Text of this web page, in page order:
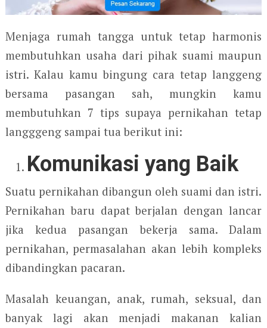
Menjaga rumah tangga untuk tetap harmonis
membutuhkan usaha dari pihak suami maupun
istri. Kalau kamu bingung cara tetap langgeng
bersama pasangan sah, mungkin kamu
membutuhkan 7 tips supaya pernikahan tetap
langggeng sampai tua berikut ini:
Komunikasi yang Baik
Suatu pernikahan dibangun oleh suami dan istri.
Pernikahan baru dapat berjalan dengan lancar
jika kedua pasangan bekerja sama. Dalam
pernikahan, permasalahan akan lebih kompleks
dibandingkan pacaran.
Masalah keuangan, anak, rumah, seksual, dan
banyak lagi akan menjadi makanan kalian